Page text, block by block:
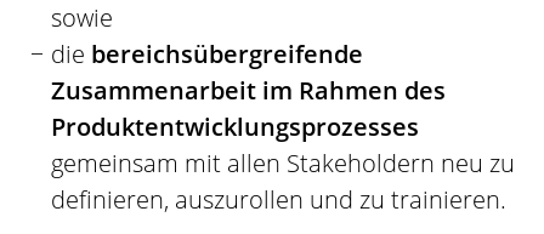
sowie
die bereichsübergreifende
Zusammenarbeit im Rahmen des
Produktentwicklungsprozesses
gemeinsam mit allen Stakeholdern neu zu
definieren, auszurollen und zu trainieren.